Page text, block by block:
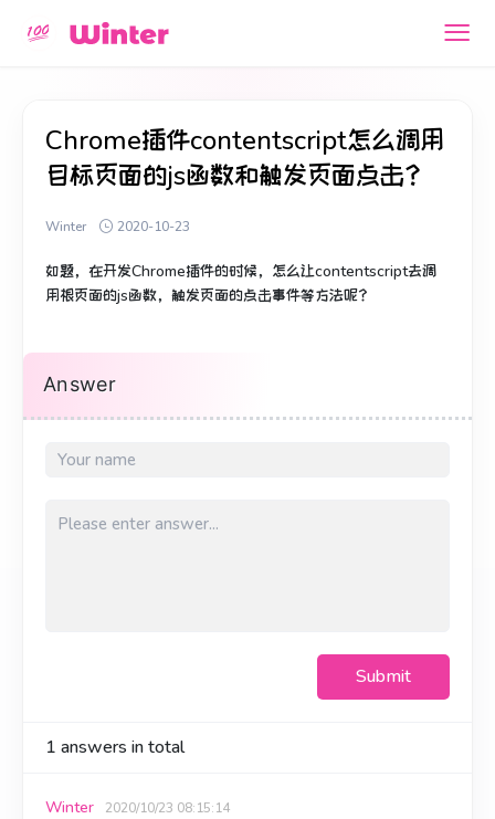
Chrome插件contentscript怎么调用
目标页面的js函数和触发页面点击？
Winter 2020-10-23
如题，在开发Chrome插件的时候，怎么让contentscript去调
用根页面的js函数，触发页面的点击事件等方法呢？
Answer
Submit
1 answers in total
Winter 2020/10/23 08:15:14